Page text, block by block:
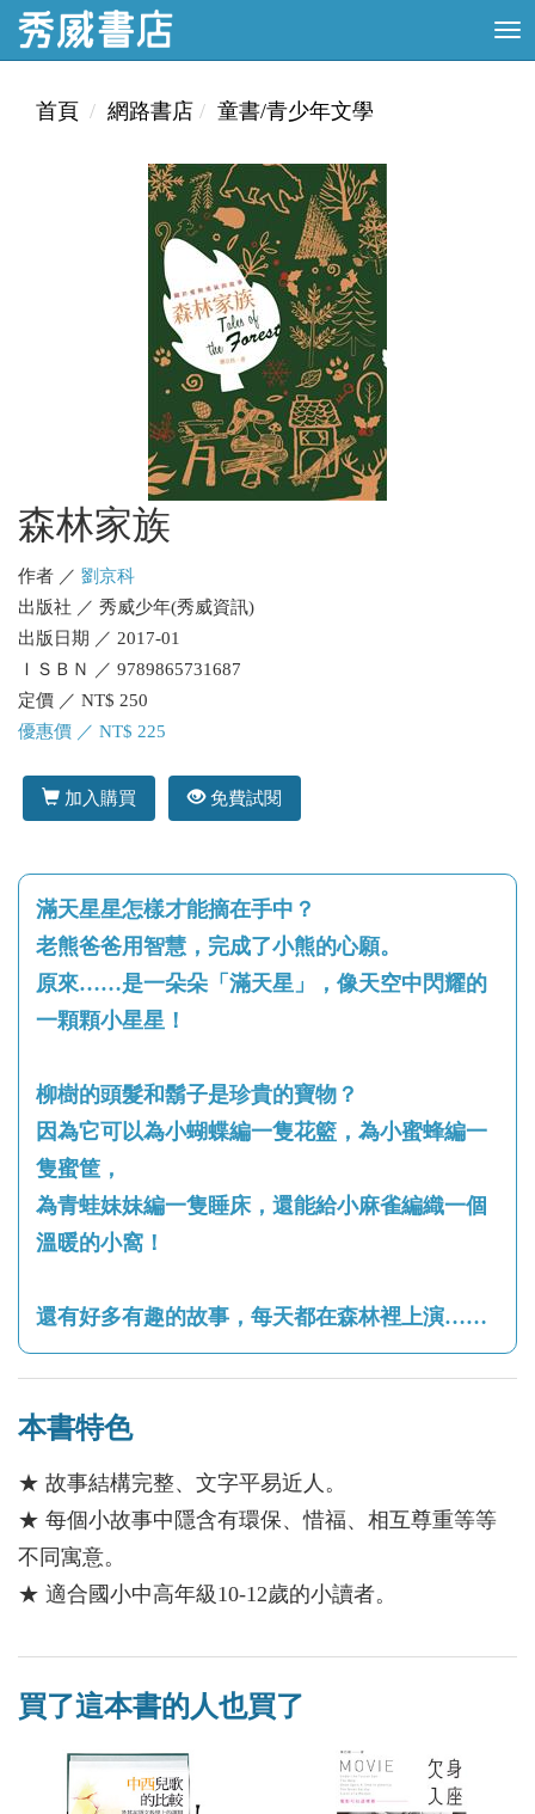
首頁 網路書店 童書/青少年文學
森林家族
作者 ／ 劉京科
出版社 ／ 秀威少年(秀威資訊)
出版日期 ／ 2017-01
ＩＳＢＮ ／ 9789865731687
定價 ／ NT$ 250
優惠價 ／ NT$ 225
加入購買 免費試閱
滿天星星怎樣才能摘在手中？
老熊爸爸用智慧，完成了小熊的心願。
原來……是一朵朵「滿天星」，像天空中閃耀的
一顆顆小星星！
柳樹的頭髮和鬍子是珍貴的寶物？
因為它可以為小蝴蝶編一隻花籃，為小蜜蜂編一
隻蜜筐，
為青蛙妹妹編一隻睡床，還能給小麻雀編織一個
溫暖的小窩！
還有好多有趣的故事，每天都在森林裡上演……
本書特色
★ 故事結構完整、文字平易近人。
★ 每個小故事中隱含有環保、惜福、相互尊重等等
不同寓意。
★ 適合國小中高年級10-12歲的小讀者。
買了這本書的人也買了